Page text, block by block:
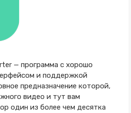
— программа с хорошо
и поддержкой
предназначение которой,
видео и тут вам
один из более чем десятка